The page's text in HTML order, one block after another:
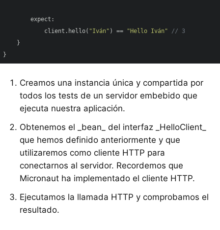
        expect:
            client.hello(
"Iván" ) == "Hello Iván"
// 3
    }
}
Creamos una instancia única y compartida por
todos los tests de un servidor embebido que
ejecuta nuestra aplicación.
Obtenemos el _bean_ del interfaz _HelloClient_
que hemos definido anteriormente y que
utilizaremos como cliente HTTP para
conectarnos al servidor. Recordemos que
Micronaut ha implementado el cliente HTTP.
Ejecutamos la llamada HTTP y comprobamos el
resultado.